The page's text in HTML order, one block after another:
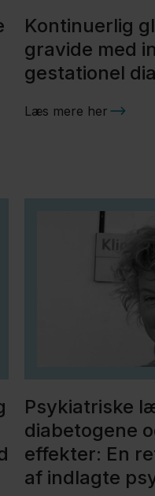
Kontinuerlig
gravide med
gestationel
Læs mere her
Psykiatriske
diabetogene
effekter: En
af indlagte